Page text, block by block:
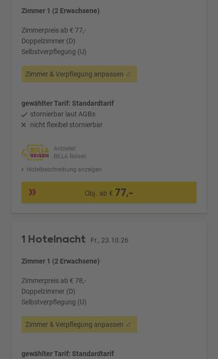
Zimmer 1 (2 Erwachsene)
Zimmerpreis ab € 77,-
Doppelzimmer (D)
Selbstverpflegung (U)
Zimmer & Verpflegung anpassen
gewählter Tarif: Standardtarif
stornierbar laut AGBs
nicht flexibel stornierbar
Anbieter:
BILLA Reisen
Hotelbeschreibung anzeigen
Obj. ab € 77,-
1 Hotelnacht Fr., 23.10.26
Zimmer 1 (2 Erwachsene)
Zimmerpreis ab € 78,-
Doppelzimmer (D)
Selbstverpflegung (U)
Zimmer & Verpflegung anpassen
gewählter Tarif: Standardtarif